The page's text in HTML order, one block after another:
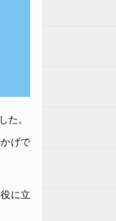
た。
げで
に立